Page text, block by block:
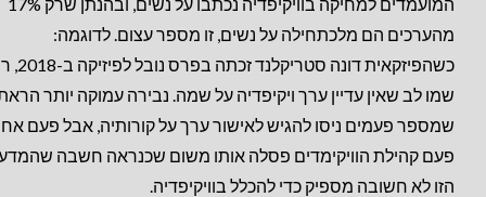
מהערכים הם מלכתחילה על נשים, זו מספר עצום. לדוגמה:
כשהפיזקאית
שמו לב שאין עדיין ערך ויקיפדיה על שמה. נבירה עמוקה יותר
שמספר פעמים ניסו להגיש לאישור ערך על קורותיה, אבל פעם
פעם קהילת הוויקימדים פסלה אותו משום שכנראה חשבה
הזו לא חשובה מספיק כדי להכלל בוויקיפדיה.